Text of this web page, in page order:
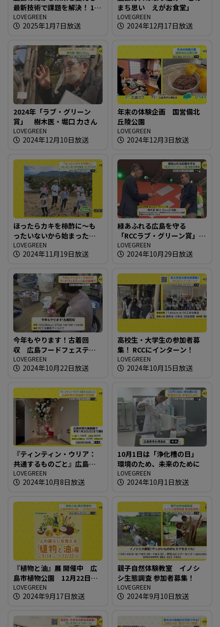
最新技術で課題を解決！ 13
日（月・祝）放送
LOVEGREEN
2025年1月7日放送
まち思い えがお食堂」
LOVEGREEN
2024年12月17日放送
2024年「ラブ・グリーン
賞」 樹木医・堀口 力さん
LOVEGREEN
2024年12月10日放送
年末の体験企画 国営備北
丘陵公園
LOVEGREEN
2024年12月3日放送
ほったらカキを柿酢に～も
ったいないから始まったク
マよけ
LOVEGREEN
2024年11月19日放送
緑あふれる広島を守る
「RCCラブ・グリーン賞」表
彰式開催
LOVEGREEN
2024年10月29日放送
今年もやります！古着回
収 広島フードフェスティ
バルの会場で
LOVEGREEN
2024年10月22日放送
高校生・大学生の参加者募
集！ RCCにインターン！
LOVEGREEN
2024年10月15日放送
『ティンティン・ウリア：
共通するものごと』広島市
現代美術館で初個展
LOVEGREEN
2024年10月8日放送
10月1日は「浄化槽の日」
環境のため、未来のために
LOVEGREEN
2024年10月1日放送
『植物と油』展 開催中 広
島市植物公園 12月22日ま
で
LOVEGREEN
2024年9月17日放送
親子自然体験教室 イノシ
シ生態調査 参加者募集！
LOVEGREEN
2024年9月10日放送